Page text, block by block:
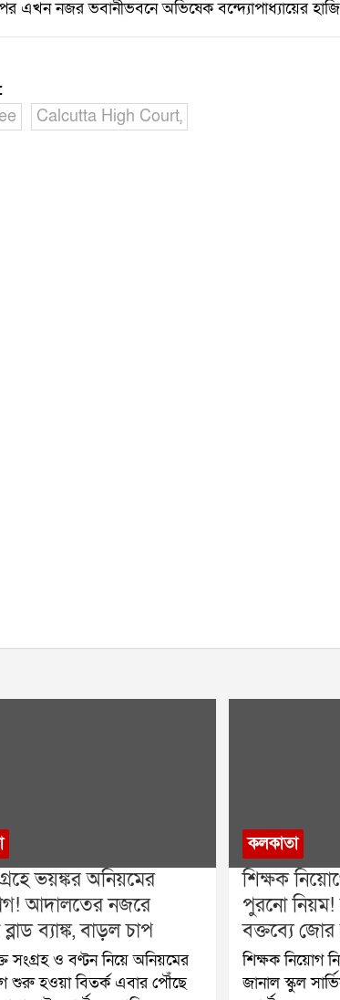
এখন নজর ভবানীভবনে অভিষেক বন্দ্যোপাধ্যায়ের
:
Calcutta High Court,
ভয়ঙ্কর অনিয়মের
আদালতের নজরে
ব্যাঙ্ক, বাড়ল চাপ
সংগ্রহ ও বণ্টন নিয়ে অনিয়মের
শুরু হওয়া বিতর্ক এবার পৌঁছে
কলকাতা
শিক্ষক
পুরনো
বক্তব্যে জোর
শিক্ষক নিয়োগ
জানাল স্কুল